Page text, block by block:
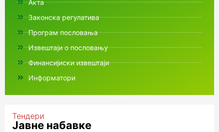
Акта
Законска регулатива
Програм пословања
Извештаји о пословању
Финансијиски извештаји
Информатори
Тендери
Јавне набавке